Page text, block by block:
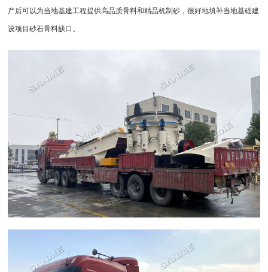
产后可以为当地基建工程提供高品质骨料和精品机制砂 ，很好地填补当地基础建
设项目砂石骨料缺口。